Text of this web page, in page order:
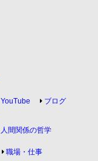
YouTube
ブログ
人間関係の哲学
職場・仕事